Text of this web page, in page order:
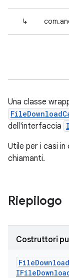
↳
Una classe
dell'interfaccia
Utile per i casi
chiamanti.
Riepilogo
Costruttori
FileDownload
IFile